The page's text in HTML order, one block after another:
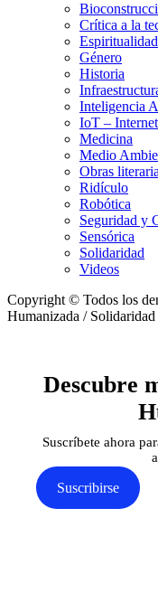
Crítica a la
Espiritualidad
Género
Historia
Inteligencia
IoT –
Medicina
Medio
Obras
Ridículo
Robótica
Seguridad y
Sensórica
Solidaridad
Videos
Copyright © Todos los
Humanizada /
Descubre
Suscríbete ahora
Suscribirse